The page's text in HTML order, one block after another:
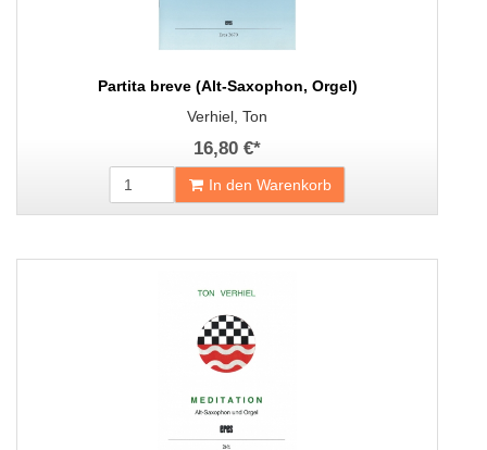
Partita breve (Alt-Saxophon, Orgel)
Verhiel, Ton
16,80 €*
In den Warenkorb